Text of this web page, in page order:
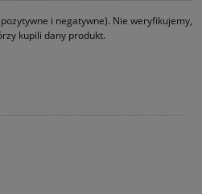
i negatywne). Nie weryfikujemy,
kupili dany produkt.